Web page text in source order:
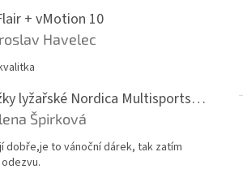
+ vMotion 10
produktu je 5 z 5 hvězdiček.
Havelec
Ponožky lyžařské Nordica Multisports Winter dvojbalení
produktu je 5 z 5 hvězdiček.
Špirková
dobře,je to vánoční dárek, tak zatím